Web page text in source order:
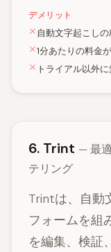
デメリット
自動文字起こし
1分あたりの料金
トライアル以外
6. Trint — 最
テリング
Trintは、自動
フォームを組
を編集、検証